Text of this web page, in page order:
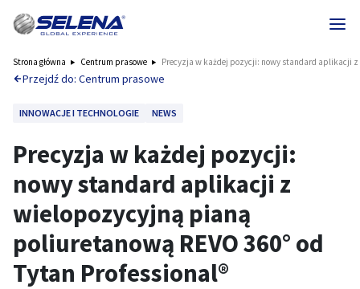
Strona główna Centrum prasowe Precyzja w każdej pozycji: nowy standard aplikacji z
Przejdź do: Centrum prasowe
INNOWACJE I TECHNOLOGIE NEWS
Precyzja w każdej pozycji:
nowy standard aplikacji z
wielopozycyjną pianą
poliuretanową REVO 360° od
Tytan Professional®